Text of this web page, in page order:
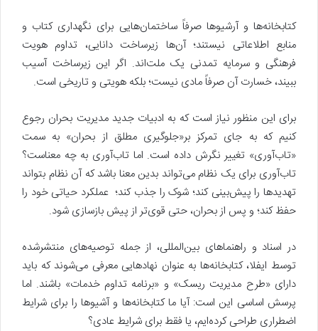
کتابخانه‌ها و آرشیوها صرفاً ساختمان‌هایی برای نگهداری کتاب و
منابع اطلاعاتی نیستند؛ آن‌ها زیرساخت دانایی، تداوم هویت
فرهنگی و سرمایه تمدنی یک ملت‌اند. اگر این زیرساخت آسیب
ببیند، خسارت آن صرفاً مادی نیست؛ بلکه هویتی و تاریخی است.
برای این منظور نیاز است که به ادبیات جدید مدیریت بحران رجوع
کنیم که به جای تمرکز بر«جلوگیری مطلق از بحران» به سمت
«تاب‌آوری» تغییر نگرش داده است. اما تاب‌آوری به چه معناست؟
تاب‌آوری برای یک نظام می‌تواند بدین معنا باشد که آن نظام بتواند
تهدیدها را پیش‌بینی کند؛ شوک را جذب کند؛ عملکرد حیاتی خود را
حفظ کند؛ و پس از بحران، حتی قوی‌تر از پیش بازسازی شود.
در اسناد و راهنماهای بین‌المللی، از جمله توصیه‌های منتشرشده
توسط ایفلا، کتابخانه‌ها به عنوان نهادهایی معرفی می‌شوند که باید
دارای «طرح مدیریت ریسک» و «برنامه تداوم خدمات» باشند. اما
پرسش اساسی این است: آیا ما کتابخانه‌ها و آشیوها را برای شرایط
اضطراری طراحی کرده‌ایم، یا فقط برای شرایط عادی؟